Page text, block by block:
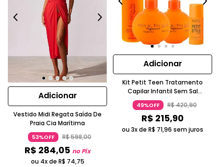
Adicionar
Vestido Midi Regata Saída De
Praia Cia Marítima
53%OFF R$598,00
R$ 284,05 no Pix
ou 4x de R$ 74,75
Adicionar
Kit Petit Teen Tratamento
Capilar Infantil Sem Sal
Hidratação Para Cabelos Lisos
Laranja K.PRO PROFISSIONAL
49%OFF R$420,90
R$ 215,90
ou 3x de R$ 71,96 sem juros